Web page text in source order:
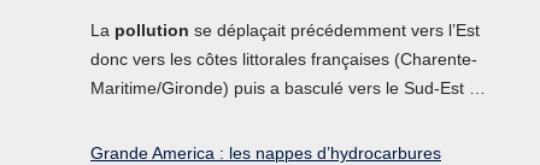
La pollution se déplaçait précédemment vers l’Est
donc vers les côtes littorales françaises (Charente-
Maritime/Gironde) puis a basculé vers le Sud-Est …
Grande America : les nappes d’hydrocarbures